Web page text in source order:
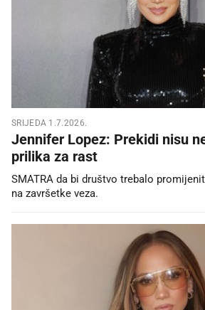
SRIJEDA 1.7.2026.
Jennifer Lopez: Prekidi nisu
prilika za rast
SMATRA da bi društvo trebalo
na završetke veza.